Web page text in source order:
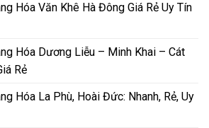
Hóa Văn Khê Hà Đông Giá Rẻ Uy Tín
Hóa Dương Liễu – Minh Khai – Cát
Rẻ
Hóa La Phù, Hoài Đức: Nhanh, Rẻ, Uy